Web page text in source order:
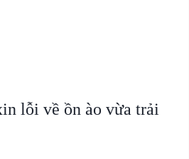
lỗi về ồn ào vừa trải